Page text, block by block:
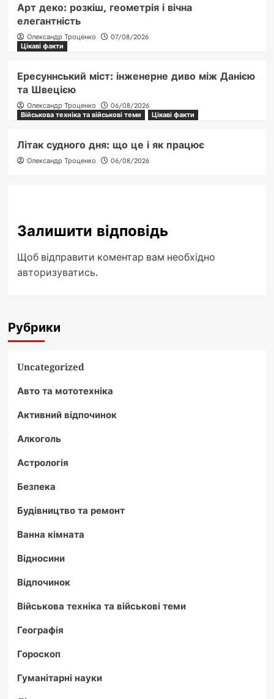
Арт деко: розкіш, геометрія і вічна
елегантність
Олександр Троценко
07/08/2026
Цікаві факти
Ересуннський міст: інженерне диво між Данією
та Швецією
Олександр Троценко
06/08/2026
Військова техніка та військові теми
Цікаві факти
Літак судного дня: що це і як працює
Олександр Троценко 06/08/2026
Залишити відповідь
Щоб відправити коментар вам необхідно
авторизуватись.
Рубрики
Uncategorized
Авто та мототехніка
Активний відпочинок
Алкоголь
Астрологія
Безпека
Будівництво та ремонт
Ванна кімната
Відносини
Відпочинок
Військова техніка та військові теми
Географія
Гороскоп
Гуманітарні науки